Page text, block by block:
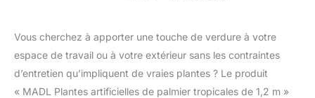
Vous cherchez à apporter une touche de verdure à votre
espace de travail ou à votre extérieur sans les contraintes
d’entretien qu’impliquent de vraies plantes ? Le produit
« MADL Plantes artificielles de palmier tropicales de 1,2 m »